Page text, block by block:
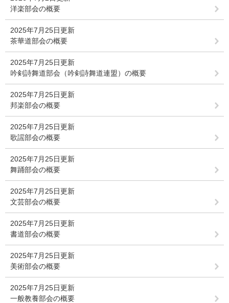
洋楽部会の概要
2025年7月25日更新
茶華道部会の概要
2025年7月25日更新
吟剣詩舞道部会（吟剣詩舞道連盟）の概要
2025年7月25日更新
邦楽部会の概要
2025年7月25日更新
歌謡部会の概要
2025年7月25日更新
舞踊部会の概要
2025年7月25日更新
文芸部会の概要
2025年7月25日更新
書道部会の概要
2025年7月25日更新
美術部会の概要
2025年7月25日更新
一般教養部会の概要